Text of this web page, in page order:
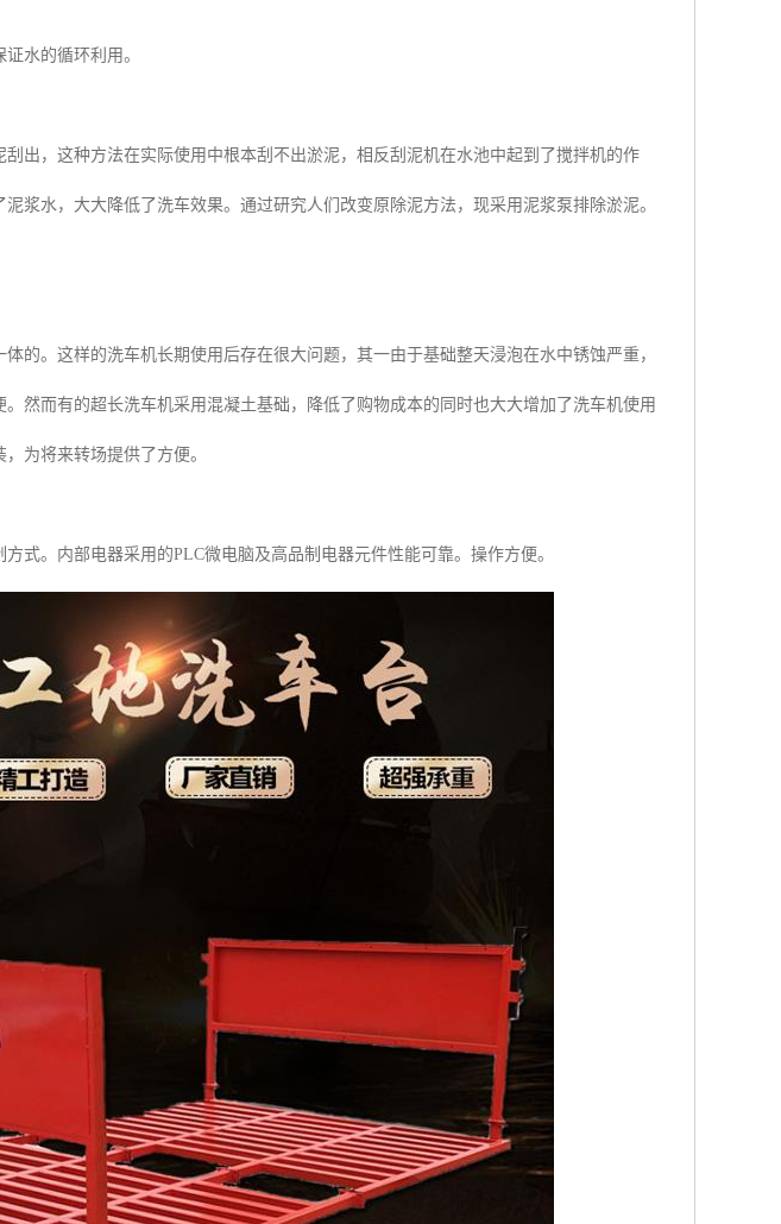
水的循环利用。
出，这种方法在实际使用中根本刮不出淤泥，相反刮泥机在水池中起到了搅拌机的作
浆水，大大降低了洗车效果。通过研究人们改变原除泥方法，现采用泥浆泵排除淤泥。
的。这样的洗车机长期使用后存在很大问题，其一由于基础整天浸泡在水中锈蚀严重，
然而有的超长洗车机采用混凝土基础，降低了购物成本的同时也大大增加了洗车机使用
为将来转场提供了方便。
式。内部电器采用的PLC微电脑及高品制电器元件性能可靠。操作方便。